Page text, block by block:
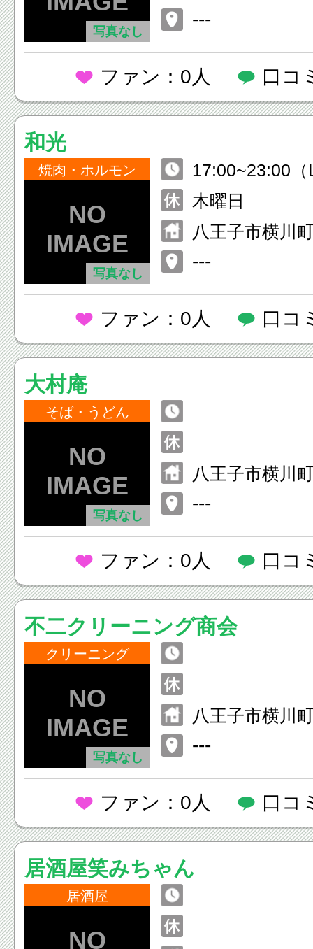
写真なし
---
ファン：0人 口コ
和光
焼肉・ホルモン
写真なし
17:00~23:00
木曜日
八王子市横川
---
ファン：0人 口コ
大村庵
そば・うどん
写真なし
八王子市横川
---
ファン：0人 口コ
不二クリーニング商会
クリーニング
写真なし
八王子市横川
---
ファン：0人 口コ
居酒屋笑みちゃん
居酒屋